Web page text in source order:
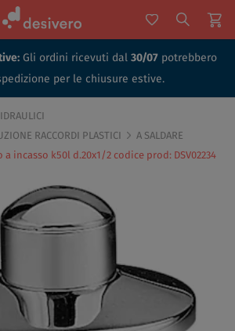
Gli ordini ricevuti dal 30/07 potrebbero
per le chiusure estive.
RACCORDI PLASTICI
A SALDARE
incasso k50l d.20x1/2 codice prod: DSV02234